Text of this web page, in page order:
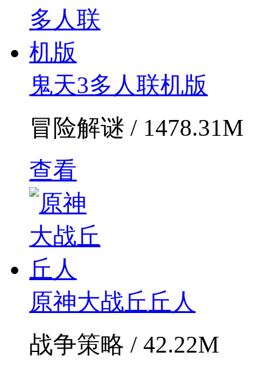
鬼天3多人联机版
冒险解谜 / 1478.31M
查看
原神大战丘丘人
战争策略 / 42.22M